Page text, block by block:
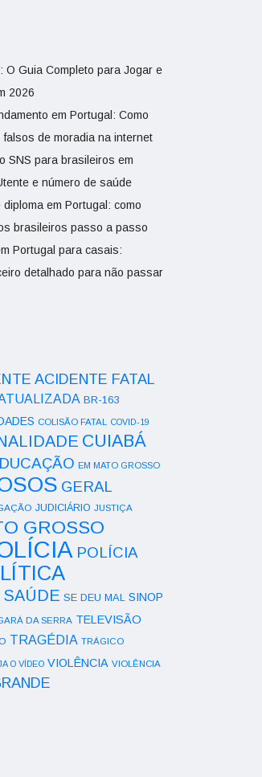
O Guia Completo para Jogar e
2026
em Portugal: Como
falsos de moradia na internet
SNS para brasileiros em
e número de saúde
em Portugal: como
brasileiros passo a passo
Portugal para casais:
detalhado para não passar
ACIDENTE FATAL
BR-163
COLISÃO FATAL COVID-19
CUIABÁ
EM MATO GROSSO
GERAL
JUDICIÁRIO JUSTIÇA
GROSSO
POLÍCIA
SAÚDE SE DEU MAL SINOP
DA SERRA TELEVISÃO
TRAGÉDIA TRÁGICO
O VÍDEO VIOLÊNCIA VIOLÊNCIA